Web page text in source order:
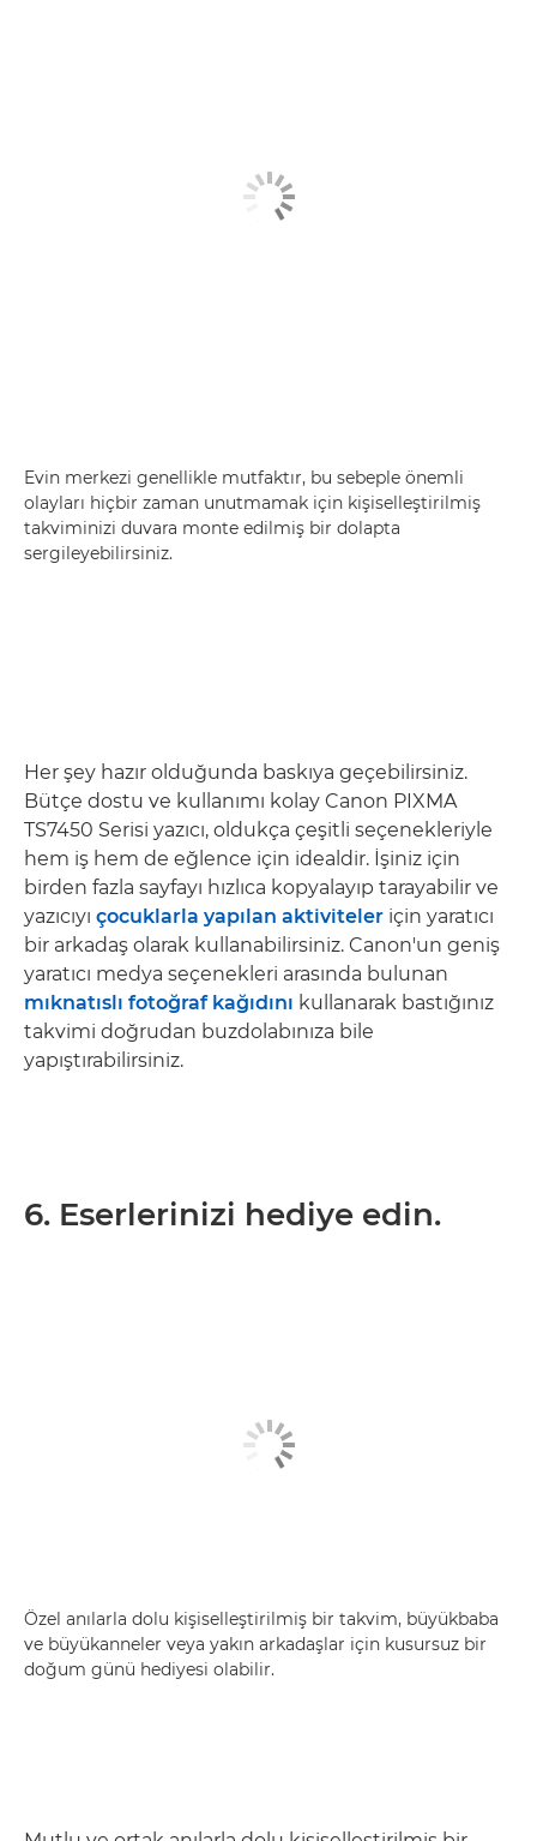
Evin merkezi genellikle mutfaktır, bu sebeple önemli
olayları hiçbir zaman unutmamak için kişiselleştirilmiş
takviminizi duvara monte edilmiş bir dolapta
sergileyebilirsiniz.
Her şey hazır olduğunda baskıya geçebilirsiniz.
Bütçe dostu ve kullanımı kolay Canon PIXMA
TS7450 Serisi yazıcı, oldukça çeşitli seçenekleriyle
hem iş hem de eğlence için idealdir. İşiniz için
birden fazla sayfayı hızlıca kopyalayıp tarayabilir ve
yazıcıyı çocuklarla yapılan aktiviteler için yaratıcı
bir arkadaş olarak kullanabilirsiniz. Canon'un geniş
yaratıcı medya seçenekleri arasında bulunan
mıknatıslı fotoğraf kağıdını kullanarak bastığınız
takvimi doğrudan buzdolabınıza bile
yapıştırabilirsiniz.
6. Eserlerinizi hediye edin.
Özel anılarla dolu kişiselleştirilmiş bir takvim, büyükbaba
ve büyükanneler veya yakın arkadaşlar için kusursuz bir
doğum günü hediyesi olabilir.